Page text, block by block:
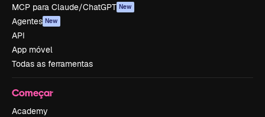
MCP para Claude/ChatGPT New
Agentes New
API
App móvel
Todas as ferramentas
Começar
Academy